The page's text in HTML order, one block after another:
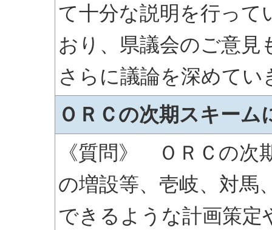
て十分な説明を行って
おり、県議会のご意見
さらに議論を深めてい
ＯＲＣの次期スキー
《質問》 ＯＲＣの次
の増設等、壱岐、対馬
できるような計画策定